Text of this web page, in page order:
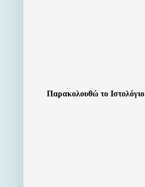
Παρακολουθώ το Ιστολόγιο